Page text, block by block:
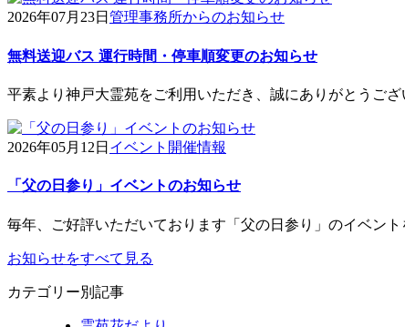
2026年07月23日 管理事務所からのお知らせ
無料送迎バス 運行時間・停車順変更のお知らせ
平素より神戸大霊苑をご利用いただき、誠にありがとうご
2026年05月12日 イベント開催情報
「父の日参り」イベントのお知らせ
毎年、ご好評いただいております「父の日参り」のイベン
お知らせをすべて見る
カテゴリー別記事